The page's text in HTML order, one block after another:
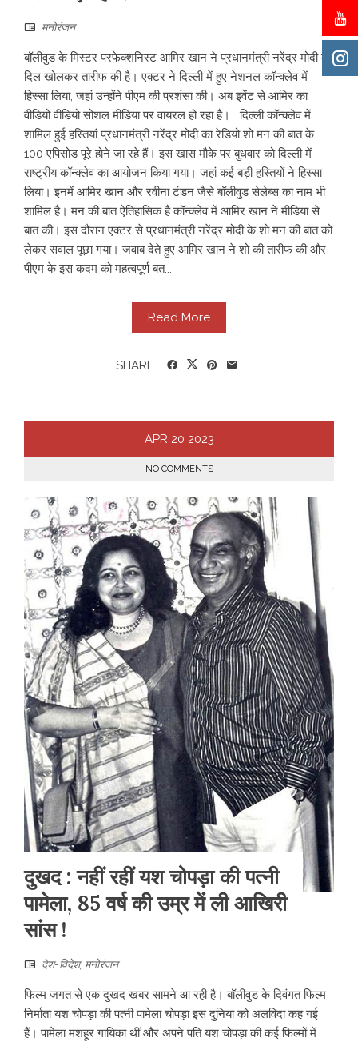
मनोरंजन
बॉलीवुड के मिस्टर परफेक्शनिस्ट आमिर खान ने प्रधानमंत्री नरेंद्र मोदी की
दिल खोलकर तारीफ की है। एक्टर ने दिल्ली में हुए नेशनल कॉन्क्लेव में
हिस्सा लिया, जहां उन्होंने पीएम की प्रशंसा की। अब इवेंट से आमिर का
वीडियो वीडियो सोशल मीडिया पर वायरल हो रहा है। दिल्ली कॉन्क्लेव में
शामिल हुई हस्तियां प्रधानमंत्री नरेंद्र मोदी का रेडियो शो मन की बात के
100 एपिसोड पूरे होने जा रहे हैं। इस खास मौके पर बुधवार को दिल्ली में
राष्ट्रीय कॉन्क्लेव का आयोजन किया गया। जहां कई बड़ी हस्तियों ने हिस्सा
लिया। इनमें आमिर खान और रवीना टंडन जैसे बॉलीवुड सेलेब्स का नाम भी
शामिल है। मन की बात ऐतिहासिक है कॉन्क्लेव में आमिर खान ने मीडिया से
बात की। इस दौरान एक्टर से प्रधानमंत्री नरेंद्र मोदी के शो मन की बात को
लेकर सवाल पूछा गया। जवाब देते हुए आमिर खान ने शो की तारीफ की और
पीएम के इस कदम को महत्वपूर्ण बत...
Read More
SHARE
APR 20 2023
NO COMMENTS
दुखद : नहीं रहीं यश चोपड़ा की पत्नी
पामेला, 85 वर्ष की उम्र में ली आखिरी
सांस !
देश-विदेश, मनोरंजन
फिल्म जगत से एक दुखद खबर सामने आ रही है। बॉलीवुड के दिवंगत फिल्म
निर्माता यश चोपड़ा की पत्नी पामेला चोपड़ा इस दुनिया को अलविदा कह गई
हैं। पामेला मशहूर गायिका थीं और अपने पति यश चोपड़ा की कई फिल्मों में